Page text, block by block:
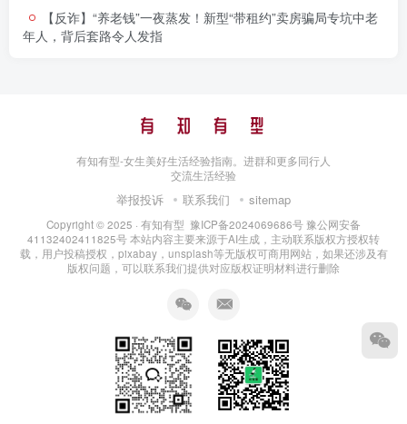
【反诈】​​“养老钱”一夜蒸发！新型“带租约”卖房骗局专坑中老
年人，背后套路令人发指​
有知有型-女生美好生活经验指南。进群和更多同行人
交流生活经验
举报投诉 联系我们 sitemap
Copyright © 2025 · 有知有型 豫ICP备2024069686号 豫公网安备
41132402411825号本站内容主要来源于AI生成，主动联系版权方授权转
载，用户投稿授权，pixabay，unsplash等无版权可商用网站，如果还涉及有
版权问题，可以联系我们提供对应版权证明材料进行删除